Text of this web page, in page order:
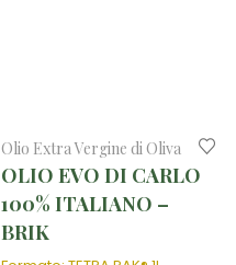
Olio Extra Vergine di Oliva
OLIO EVO DI CARLO
100% ITALIANO –
BRIK